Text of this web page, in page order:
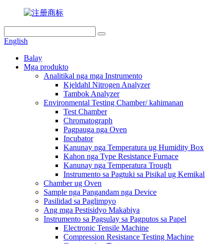
English
Balay
Mga produkto
Analitikal nga mga Instrumento
Kjeldahl Nitrogen Analyzer
Tambok Analyzer
Environmental Testing Chamber/ kahimanan
Test Chamber
Chromatograph
Pagpauga nga Oven
Incubator
Kanunay nga Temperatura ug Humidity Box
Kahon nga Type Resistance Furnace
Kanunay nga Temperatura Trough
Instrumento sa Pagtuki sa Pisikal ug Kemikal
Chamber ug Oven
Sample nga Pangandam nga Device
Pasilidad sa Paglimpyo
Ang mga Pestisidyo Makabiya
Instrumento sa Pagsulay sa Pagputos sa Papel
Electronic Tensile Machine
Compression Resistance Testing Machine